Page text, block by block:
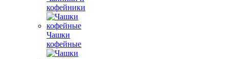
кофейники
Чашки
кофейные